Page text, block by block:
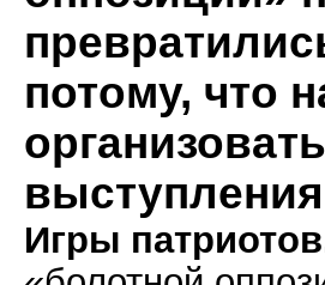
потому, что
выступления
Игры